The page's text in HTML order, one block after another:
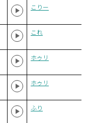
こりー
これ
ホゥリ
ホゥリ
ふり